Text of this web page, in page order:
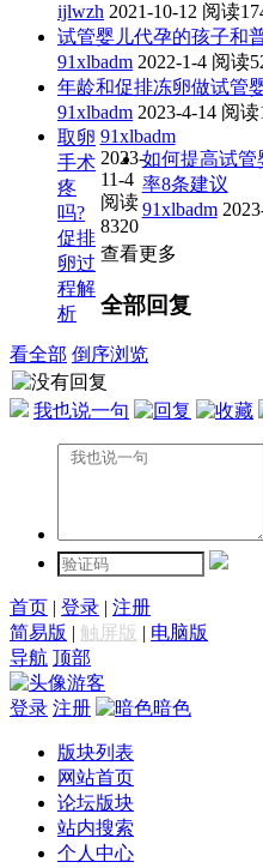
ijlwzh 2021-10-12 阅读
试管婴儿代孕的孩子和
91xlbadm 2022-1-4 阅读
年龄和促排冻卵做试管
91xlbadm 2023-4-14 阅读
取卵
手术
疼
吗?
促排
卵过
程解
析
91xlbadm
2023-
11-4
阅读
8320
如何提高试管
率8条建议
91xlbadm
查看更多
全部回复
看全部 倒序浏览
我也说一句
首页 | 登录 | 注册
简易版 | 触屏版 | 电脑版
导航 顶部
游客
登录 注册 暗色
版块列表
网站首页
论坛版块
站内搜索
个人中心